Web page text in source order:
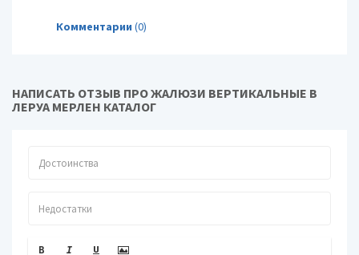
Комментарии (0)
НАПИСАТЬ ОТЗЫВ ПРО ЖАЛЮЗИ ВЕРТИКАЛЬНЫЕ В
ЛЕРУА МЕРЛЕН КАТАЛОГ